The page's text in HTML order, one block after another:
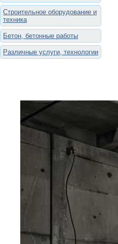
Строительное оборудование и
техника
Бетон, бетонные работы
Различные услуги, технологии